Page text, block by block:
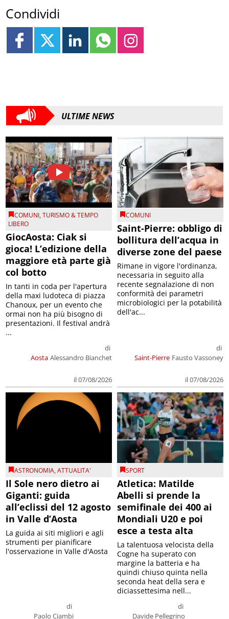
Condividi
ULTIME NEWS
COMUNI,TURISMO & TEMPO
LIBERO
GiocAosta: Ciak si
gioca! L’edizione della
maggiore età parte già
col botto
Aosta
di
Alessandro Bianchet
il 07/08/2026
In tanti in coda per l'apertura
della maxi ludoteca di piazza
Chanoux, per un evento che
ormai non ha più bisogno di
presentazioni. Il festival andrà
...
COMUNI
Saint-Pierre: obbligo di
bollitura dell’acqua in
diverse zone del paese
Saint-Pierre
di
Fausto Vassoney
il 07/08/2026
Rimane in vigore l'ordinanza,
necessaria in seguito alla
recente segnalazione di non
conformità dei parametri
microbiologici per la potabilità
dell'ac...
ASTRONOMIA,ATTUALITA'
Il Sole nero dietro ai
Giganti: guida
all’eclissi del 12 agosto
in Valle d’Aosta
di
Paolo Ciambi
La guida ai siti migliori e agli
strumenti per pianificare
l'osservazione in Valle d'Aosta
SPORT
Atletica: Matilde
Abelli si prende la
semifinale dei 400 ai
Mondiali U20 e poi
esce a testa alta
di
Davide Pellegrino
La talentuosa velocista della
Cogne ha superato con
margine la batteria e ha
quindi chiuso quinta nella
seconda heat della sera e
diciassettesima nell...